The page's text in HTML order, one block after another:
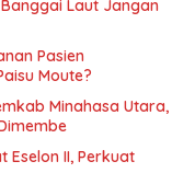
Banggai Laut Jangan
Pasien
Moute?
Minahasa Utara,